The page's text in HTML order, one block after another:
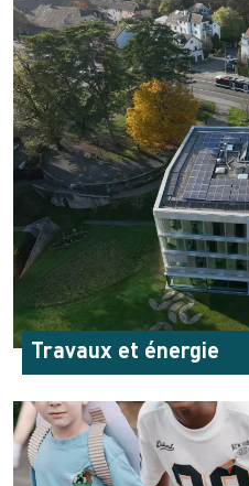
Travaux et énergie